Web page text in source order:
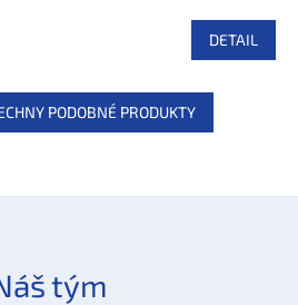
DETAIL
PODOBNÉ PRODUKTY
tým